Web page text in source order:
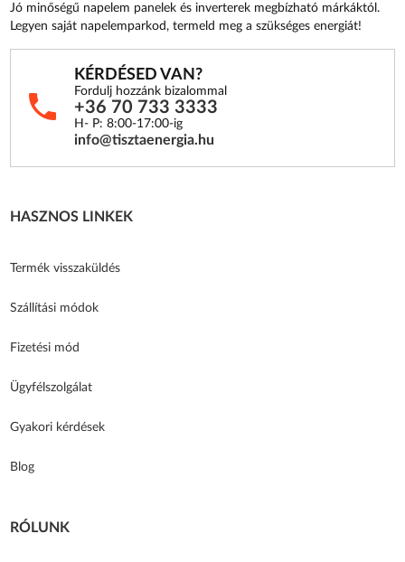
Jó minőségű napelem panelek és inverterek megbízható márkáktól.
Legyen saját napelemparkod, termeld meg a szükséges energiát!
KÉRDÉSED VAN?
Fordulj hozzánk bizalommal
+36 70 733 3333
H- P: 8:00-17:00-ig
info@tisztaenergia.hu
HASZNOS LINKEK
Termék visszaküldés
Szállítási módok
Fizetési mód
Ügyfélszolgálat
Gyakori kérdések
Blog
RÓLUNK